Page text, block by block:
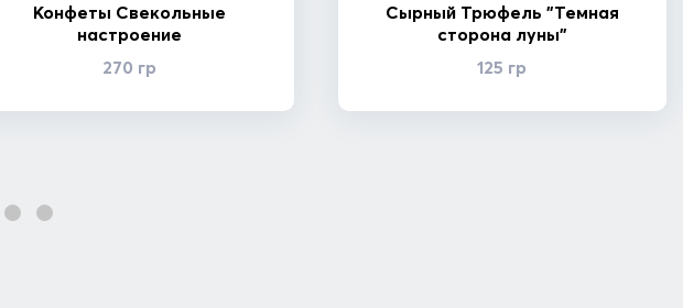
Конфеты Свекольные
настроение
270 гр
Сырный Трюфель "Темная
сторона луны"
125 гр